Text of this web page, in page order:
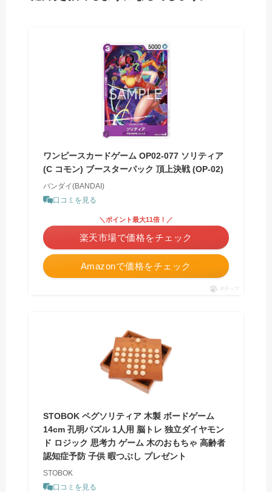
ワンピースカードゲーム OP02-077 ソリティア
(C コモン) ブースターパック 頂上決戦 (OP-02)
バンダイ(BANDAI)
口コミを見る
Amazonで価格をチェック
＼ポイント最大11倍！／
楽天市場で価格をチェック
ポチップ
STOBOK ペグソリティア 木製 ボードゲーム
14cm 孔明パズル 1人用 脳トレ 独立ダイヤモン
ド ロジック 思考力 ゲーム 木のおもちゃ 高齢者
認知症予防 子供 暇つぶし プレゼント
STOBOK
口コミを見る